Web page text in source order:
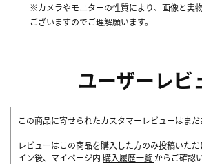
※カメラやモニターの性質により、画像と実
ございますのでご理解願います。
ユーザーレビ
この商品に寄せられたカスタマーレビューはまだ
レビューはこの商品を購入した方のみ投稿いた
イン後、マイページ内 購入履歴一覧 からご確認